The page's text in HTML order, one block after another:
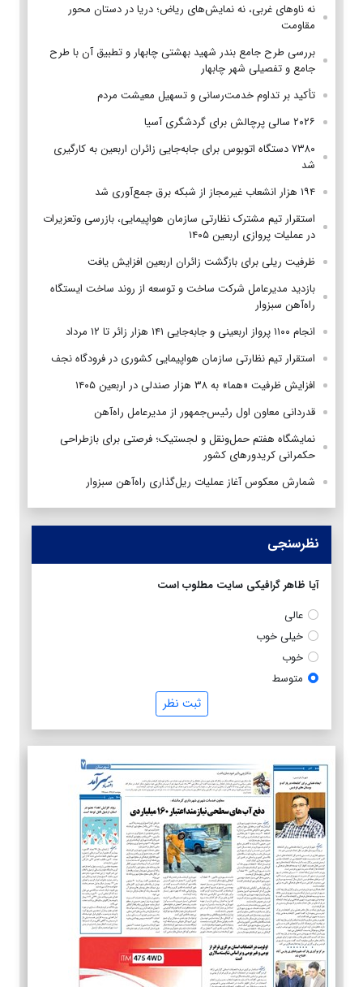
نه ناوهای غربی، نه نمایش‌های ریاض؛ دریا در دستان محور
مقاومت
بررسی طرح جامع بندر شهید بهشتی چابهار و تطبیق آن با طرح
جامع و تفصیلی شهر چابهار
تأکید بر تداوم خدمت‌رسانی و تسهیل معیشت مردم
۲۰۲۶ سالی پرچالش برای گردشگری آسیا
۷۳۸۰ دستگاه اتوبوس برای جابه‌جایی زائران اربعین به‌ کارگیری
شد
۱۹۴ هزار انشعاب غیرمجاز از شبکه برق جمع‌آوری شد
استقرار تیم مشترک نظارتی سازمان هواپیمایی، بازرسی وتعزیرات
در عملیات پروازی اربعین ۱۴۰۵
ظرفیت ریلی برای بازگشت زائران اربعین افزایش یافت
بازدید مدیرعامل شرکت ساخت و توسعه از روند ساخت ایستگاه
راه‌آهن سبزوار
انجام ۱۱۰۰ پرواز اربعینی و جابه‌جایی ۱۴۱ هزار زائر تا ۱۲ مرداد
استقرار تیم‌ نظارتی سازمان هواپیمایی کشوری در فرودگاه نجف
افزایش ظرفیت «هما» به ۳۸ هزار صندلی در اربعین ۱۴۰۵
قدردانی معاون اول رئیس‌جمهور از مدیرعامل راه‌آهن
نمایشگاه هفتم حمل‌ونقل و لجستیک؛ فرصتی برای بازطراحی
حکمرانی کریدورهای کشور
شمارش معکوس آغاز عملیات ریل‌گذاری راه‌آهن سبزوار
نظرسنجی
آیا ظاهر گرافیکی سایت مطلوب است
عالی
خیلی خوب
خوب
متوسط
ثبت نظر